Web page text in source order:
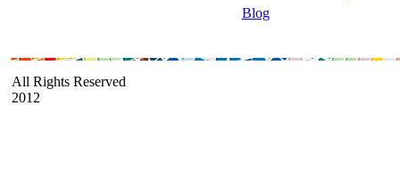
Blog
All Rights Reserved
2012